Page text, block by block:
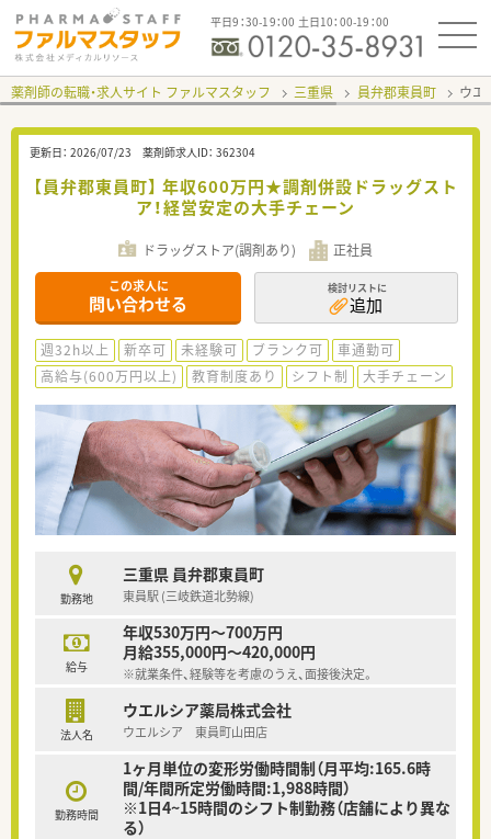
平日9：30-19：00 土日10：00-19：00
薬剤師の転職・求人サイト ファルマスタッフ 三重県 員弁郡東員町 ウ
更新日： 2026/07/23 薬剤師求人ID： 362304
【員弁郡東員町】 年収600万円★調剤併設ドラッグスト
ア！経営安定の大手チェーン
ドラッグストア(調剤あり) 正社員
この求人に
問い合わせる
検討リストに
追加
週32h以上 新卒可 未経験可 ブランク可
車通勤可
高給与(600万円以上)
教育制度あり シフト制 大手チェーン
勤務地
三重県 員弁郡東員町
東員駅 (三岐鉄道北勢線)
給与
年収530万円～700万円
月給355,000円～420,000円
※就業条件、経験等を考慮のうえ、面接後決定。
法人名
ウエルシア薬局株式会社
ウエルシア 東員町山田店
勤務時間
1ヶ月単位の変形労働時間制（月平均:165.6時
間/年間所定労働時間:1,988時間）
※1日4~15時間のシフト制勤務（店舗により異な
る）